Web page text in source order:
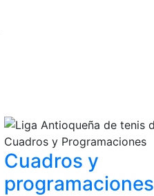
Cuadros y
programaciones